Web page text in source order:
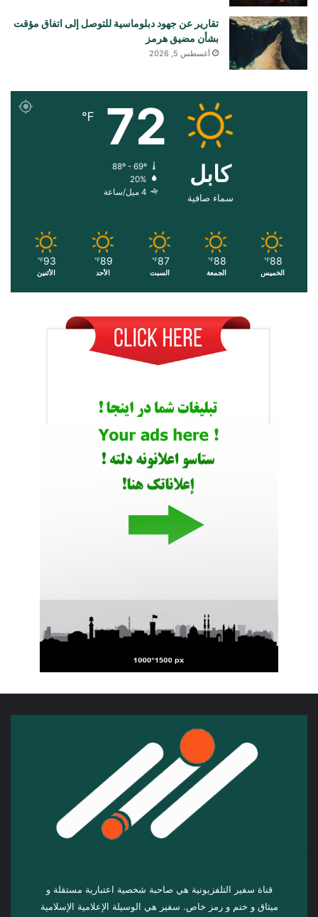
تقارير عن جهود دبلوماسية للتوصل إلى اتفاق مؤقت
بشأن مضيق هرمز
أغسطس 5, 2026
کابل
سماء صافية
72
℉
88º - 69º
20%
4 ميل/ساعة
88
℉
الخميس
88
℉
الجمعة
87
℉
السبت
89
℉
الأحد
93
℉
الأثنين
قناة سفير التلفزيونية هي صاحبة شخصية اعتبارية مستقلة و
ميثاق و ختم و رمز خاص. سفیر هي الوسيلة الإعلامية الإسلامية